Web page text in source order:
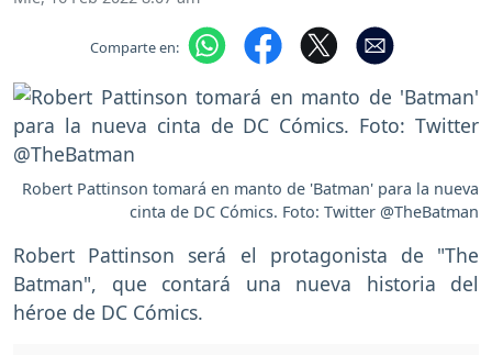
Comparte en:
Robert Pattinson tomará en manto de 'Batman' para la nueva
cinta de DC Cómics. Foto: Twitter @TheBatman
Robert Pattinson será el protagonista de "The
Batman", que contará una nueva historia del
héroe de DC Cómics.